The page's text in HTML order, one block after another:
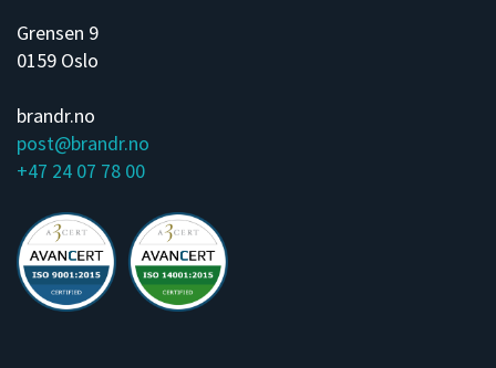
Grensen 9
0159 Oslo
brandr.no
post@brandr.no
+47 24 07 78 00